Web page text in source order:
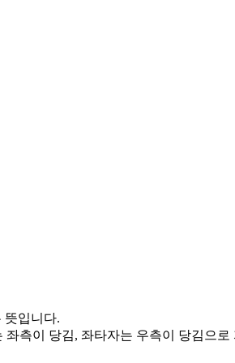
뜻입니다.
측이 당김, 좌타자는 우측이 당김으로